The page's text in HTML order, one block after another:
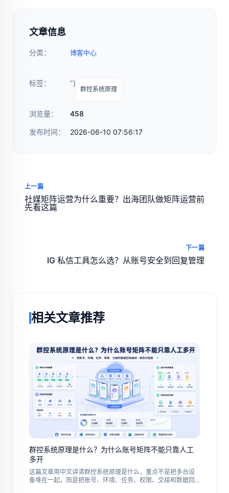
文章信息
分类： 博客中心
标签： "}
群控系统原理
浏览量： 458
发布时间： 2026-06-10 07:56:17
上一篇
社媒矩阵运营为什么重要？出海团队做矩阵运营前
先看这篇
下一篇
IG 私信工具怎么选？从账号安全到回复管理
相关文章推荐
群控系统原理是什么？为什么账号矩阵不能只靠人工
多开
这篇文章用中文讲清群控系统原理是什么，重点不是把多台设
备堆在一起，而是把账号、环境、任务、权限、交接和数据回